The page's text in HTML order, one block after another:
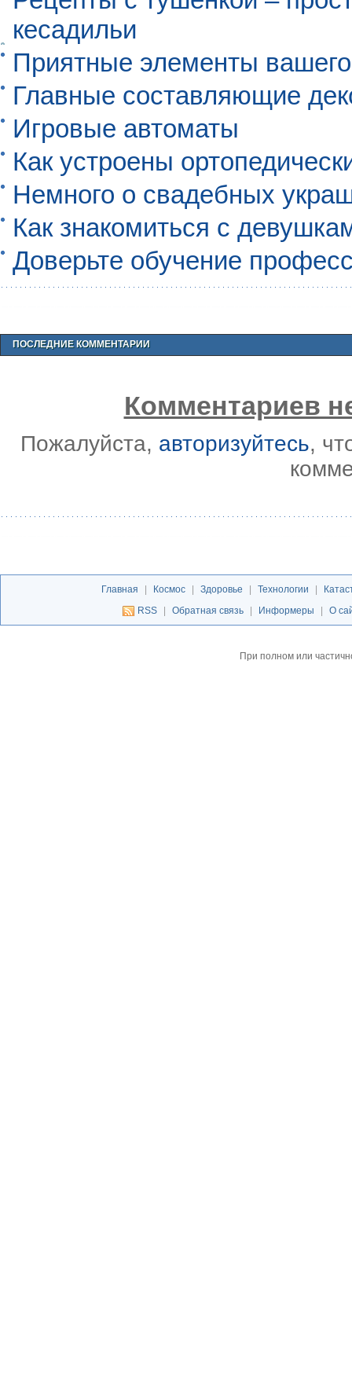
кесадильи
Приятные элементы
Главные составляющие
Игровые автоматы
Как устроены
Немного о свадебных
Как знакомиться с
Доверьте обучение
ПОСЛЕДНИЕ КОММЕНТАРИИ
Комментариев
Пожалуйста, авторизуйтесь,
Главная | Космос | Здоровье | Технологии |
RSS
| Обратная связь | Информеры | О
При полном или